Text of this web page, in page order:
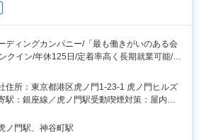
健指導やメンタル不調者の対応
業のニーズに合わせたセミナーの企画・運営
務：衛生委員会への参加 など
する会社と関わる機会もあるためゼロベー
とも多く、保健師としてのスキルアップが叶
プ企業の保健師とのコミュニケーションが
ィングカンパニー/「最も働きがいのある会
クイン/年休125日/定着率高く長期就業可能/離
Careビジネス（コンタクトレンズとその
を支えるため、営業組織と連携しながら、製
パフォーマンスに関するタイムリーかつ信頼
インサイトを提供いただきます。
住所：東京都港区虎ノ門1-23-1 虎ノ門ヒルズ
駅：銀座線／虎ノ門駅受動喫煙対策：屋内全
会社の定める事業所
ノ門駅、神谷町駅